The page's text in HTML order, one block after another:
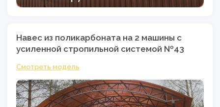
Навес из поликарбоната на 2 машины с
усиленной стропильной системой №43
Смотреть модель